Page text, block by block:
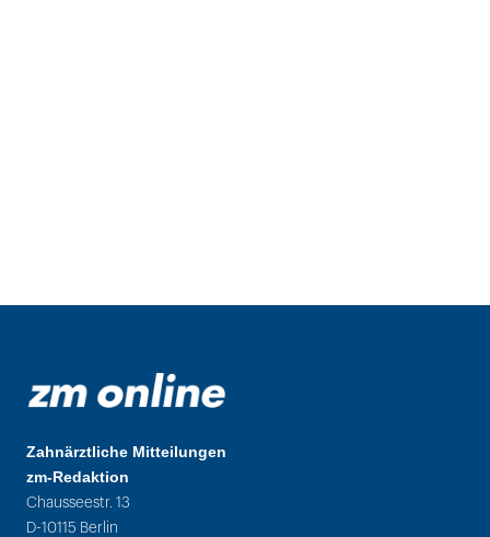
Zahnärztliche Mitteilungen
zm-Redaktion
Chausseestr. 13
D-10115 Berlin